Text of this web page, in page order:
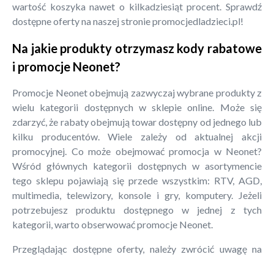
wartość koszyka nawet o kilkadziesiąt procent. Sprawdź
dostępne oferty na naszej stronie promocjedladzieci.pl!
Na jakie produkty otrzymasz kody rabatowe
i promocje Neonet?
Promocje Neonet obejmują zazwyczaj wybrane produkty z
wielu kategorii dostępnych w sklepie online. Może się
zdarzyć, że rabaty obejmują towar dostępny od jednego lub
kilku producentów. Wiele zależy od aktualnej akcji
promocyjnej. Co może obejmować promocja w Neonet?
Wśród głównych kategorii dostępnych w asortymencie
tego sklepu pojawiają się przede wszystkim: RTV, AGD,
multimedia, telewizory, konsole i gry, komputery. Jeżeli
potrzebujesz produktu dostępnego w jednej z tych
kategorii, warto obserwować promocje Neonet.
Przeglądając dostępne oferty, należy zwrócić uwagę na